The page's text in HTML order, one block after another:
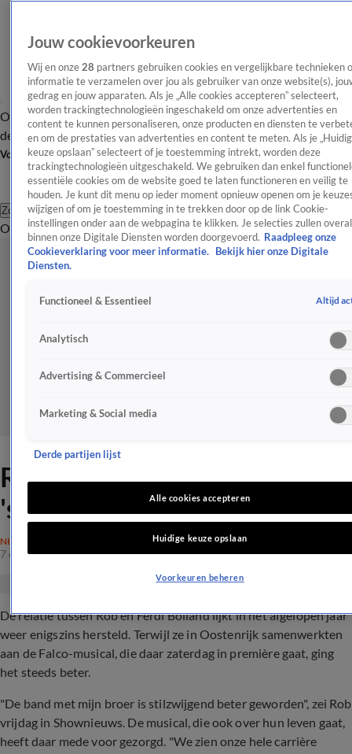
OverzichtAfleveringen Entertainment TV Algemeen
Tip
de redactieNieuwsbrief
Volg Shownieuws
Zoeken
OverzichtEntertainmentSpraakmakendRealityCrimeVideo's
Relatie gebroeders Bolland
'stilzwijgend' verbeterd
NIEUWS
7 okt 2023, 19:50
De relatie tussen Rob en Ferdi Bolland lijkt in het afgelopen jaar
weer enigszins hersteld. Terwijl ze in Oostenrijk samenwerkten
aan de Falco-musical, die daar zaterdag in première gaat, ging
het steeds beter.
"De band met mijn broer is stilzwijgend beter geworden", zei Rob
vrijdag in Shownieuws. De musical, die ook over hun leven gaat,
heeft daar mede voor gezorgd. "We zien onze hele carrière
Jouw cookievoorkeuren
Wij en onze 28 partners gebruiken cookies en vergelijkbare technieken
informatie te verzamelen over jou als gebruiker van onze website(s),
gedrag en jouw apparaten. Als je „Alle cookies accepteren” selecteert,
worden trackingtechnologieën ingeschakeld om onze advertenties en
content te kunnen personaliseren, onze producten en diensten te
en om de prestaties van advertenties en content te meten. Als je
keuze opslaan” selecteert of je toestemming intrekt, worden deze
trackingtechnologieën uitgeschakeld. We gebruiken dan enkel
essentiële cookies om de website goed te laten functioneren en veilig te
houden. Je kunt dit menu op ieder moment opnieuw openen om je
wijzigen of om je toestemming in te trekken door op de link Cookie-
instellingen onder aan de webpagina te klikken. Je selecties zullen overal
binnen onze Digitale Diensten worden doorgevoerd. Raadpleeg onze
Cookieverklaring voor meer informatie.
Bekijk hier onze Digitale
Diensten.
Functioneel & Essentieel Altijd
Analytisch
Advertising & Commercieel
Marketing & Social media
Derde partijen lijst
Alle cookies accepteren
Huidige keuze opslaan
Voorkeuren beheren